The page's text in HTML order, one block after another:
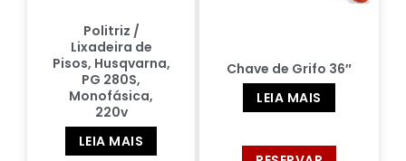
Politriz /
Lixadeira de
Pisos, Husqvarna,
PG 280S,
Monofásica,
220v
LEIA MAIS
Chave de Grifo 36″
LEIA MAIS